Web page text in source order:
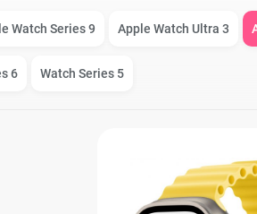
(2022) Mac mini
Watch Series 9 Apple Watch Ultra 3
6 Watch Series 5